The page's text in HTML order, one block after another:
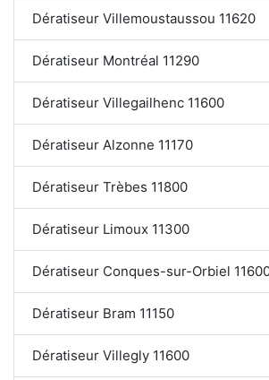
Dératiseur Villemoustaussou 11620
Dératiseur Montréal 11290
Dératiseur Villegailhenc 11600
Dératiseur Alzonne 11170
Dératiseur Trèbes 11800
Dératiseur Limoux 11300
Dératiseur Conques-sur-Orbiel
Dératiseur Bram 11150
Dératiseur Villegly 11600